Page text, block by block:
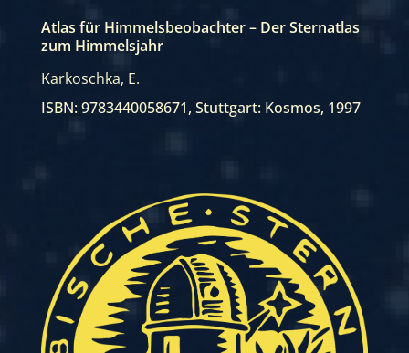
Atlas für Himmelsbeobachter – Der Sternatlas
zum Himmelsjahr
Karkoschka, E.
ISBN: 9783440058671, Stuttgart: Kosmos, 1997